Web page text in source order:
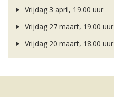
Vrijdag 3 april, 19.00 uur
Vrijdag 27 maart, 19.00 uur
Vrijdag 20 maart, 18.00 uur